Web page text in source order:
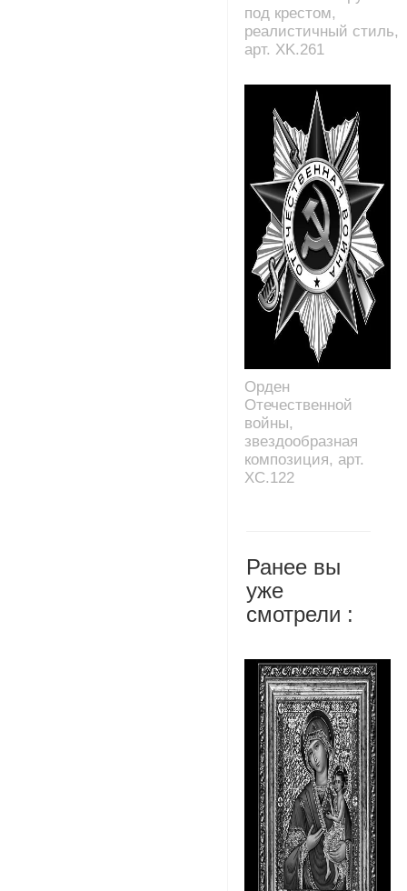
под крестом,
реалистичный стиль,
арт. XK.261
Орден
Отечественной
войны,
звездообразная
композиция, арт.
XC.122
Ранее вы
уже
смотрели :